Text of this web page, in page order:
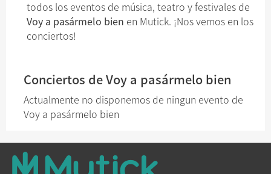
todos los eventos de música, teatro y festivales de
Voy a pasármelo bien en Mutick. ¡Nos vemos en los
conciertos!
Conciertos de Voy a pasármelo bien
Actualmente no disponemos de ningun evento de
Voy a pasármelo bien